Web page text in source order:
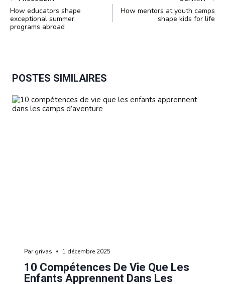
DE
L’ARTICLE
How educators shape
exceptional summer
programs abroad
How mentors at youth camps
shape kids for life
POSTES SIMILAIRES
10 Compétences De Vie Que Les
Enfants Apprennent Dans Les
Par grivas 1 décembre 2025